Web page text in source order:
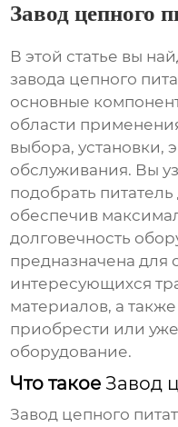
Завод цепного
В этой статье вы
завода цепного
основные
области
выбора, установки,
обслуживания. Вы
подобрать
обеспечив
долговечность
предназначена для
интересующихся
материалов, а
приобрести или уже
оборудование.
Что такое Завод
Завод цепного